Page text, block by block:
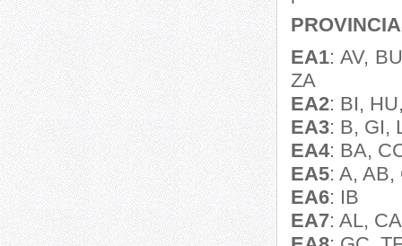
EA1: AV,
ZA
EA2: BI,
EA3: B, GI,
EA4: BA,
EA5: A, AB,
EA6: IB
EA7: AL,